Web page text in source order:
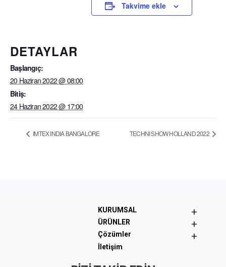
Takvime ekle
DETAYLAR
Başlangıç:
20 Haziran 2022 @ 08:00
Bitiş:
24 Haziran 2022 @ 17:00
IMTEX INDIA BANGALORE TECHNI SHOW HOLLAND 2022
KURUMSAL +
ÜRÜNLER +
Çözümler +
İletişim